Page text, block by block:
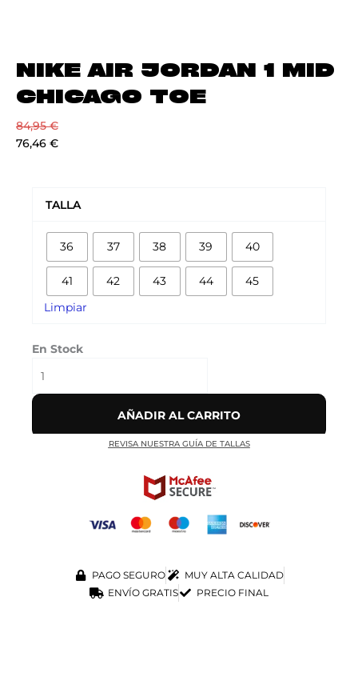
NIKE AIR JORDAN 1 MID
CHICAGO TOE
84,95€
76,46 €
TALLA
36 37 38 39 40
41 42 43 44 45
Limpiar
En Stock
CHICAGO
cantidad
AÑADIR AL CARRITO
REVISA NUESTRA GUÍA DE TALLAS
PAGO SEGURO
MUY ALTA CALIDAD
ENVÍO GRATIS
PRECIO FINAL